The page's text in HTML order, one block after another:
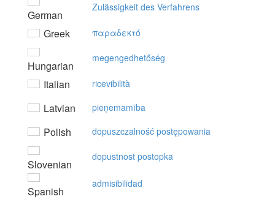
German
Zulässigkeit des Verfahrens
Greek παραδεκτό
Hungarian
megengedhetőség
Italian ricevibilità
Latvian pieņemamība
Polish dopuszczalność postępowania
Slovenian
dopustnost postopka
Spanish
admisibilidad